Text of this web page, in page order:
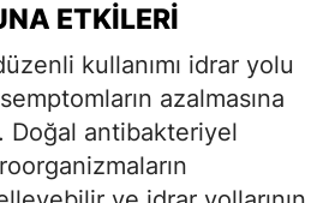
ETKILERI
kullanımı idrar yolu
azalmasına
Doğal antibakteriyel